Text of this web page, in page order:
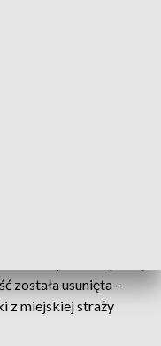
została usunięta -
z miejskiej straży